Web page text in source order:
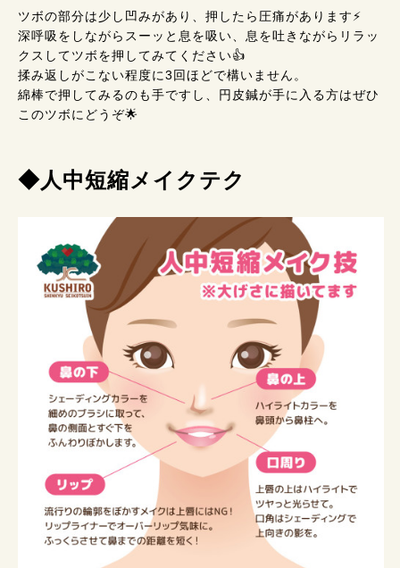
ツボの部分は少し凹みがあり、押したら圧痛があります⚡
深呼吸をしながらスーッと息を吸い、息を吐きながらリラッ
クスしてツボを押してみてください👍
揉み返しがこない程度に3回ほどで構いません。
綿棒で押してみるのも手ですし、円皮鍼が手に入る方はぜひ
このツボにどうぞ🌟
◆人中短縮メイクテク